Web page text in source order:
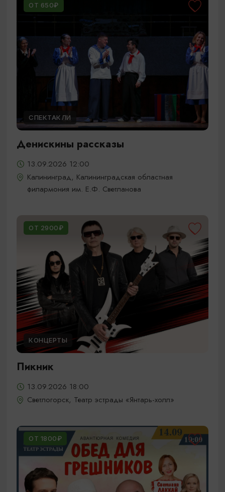
ОТ 650₽
СПЕКТАКЛИ
Денискины рассказы
13.09.2026 12:00
Калининград, Калининградская областная
филармония им. Е.Ф. Светланова
ОТ 2900₽
КОНЦЕРТЫ
Пикник
13.09.2026 18:00
Светлогорск, Театр эстрады «Янтарь-холл»
ОТ 1800₽